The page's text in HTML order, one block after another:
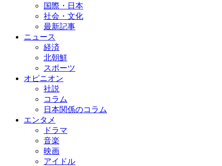
国際・日本
社会・文化
最新記事
ニュース
経済
北朝鮮
スポーツ
オピニオン
社説
コラム
日本関係のコラム
エンタメ
ドラマ
音楽
映画
アイドル